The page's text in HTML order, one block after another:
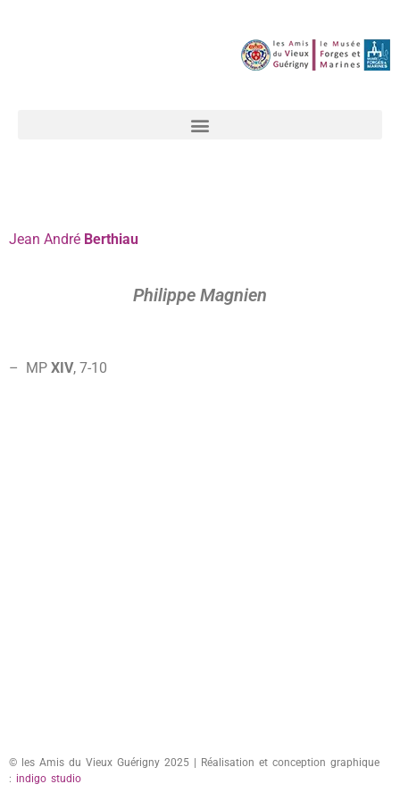
Jean André Berthiau
Philippe Magnien
– MP XIV, 7-10
© les Amis du Vieux Guérigny 2025 | Réalisation et conception graphique
: indigo studio